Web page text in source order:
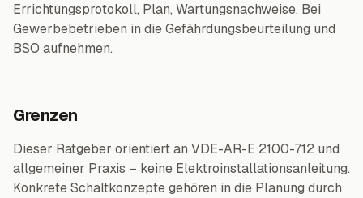
Errichtungsprotokoll, Plan, Wartungsnachweise. Bei
Gewerbebetrieben in die Gefährdungsbeurteilung und
BSO aufnehmen.
Grenzen
Dieser Ratgeber orientiert an VDE-AR-E 2100-712 und
allgemeiner Praxis – keine Elektroinstallationsanleitung.
Konkrete Schaltkonzepte gehören in die Planung durch